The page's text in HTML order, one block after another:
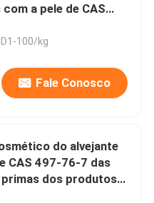
a pele de CAS
a pele
100/kg
Fale Conosco
do alvejante
CAS 497-76-7 das
dos produtos